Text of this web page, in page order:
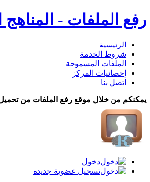
رفع الملفات - المناهج
الرئيسية
شروط الخدمة
الملفات المسموحة
إحصائيات المركز
اتصل بنا
يمكنكم من خلال موقع رفع الملفات من
دخول
تسجيل عضوية جديده